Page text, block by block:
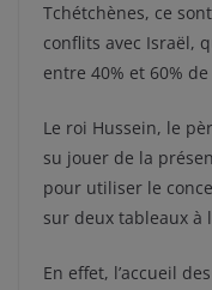
Tchétchènes, ce
conflits avec Israël,
entre 40% et 60%
Le roi Hussein, le
su jouer de la
pour utiliser le
sur deux tableaux à
En effet, l’accueil